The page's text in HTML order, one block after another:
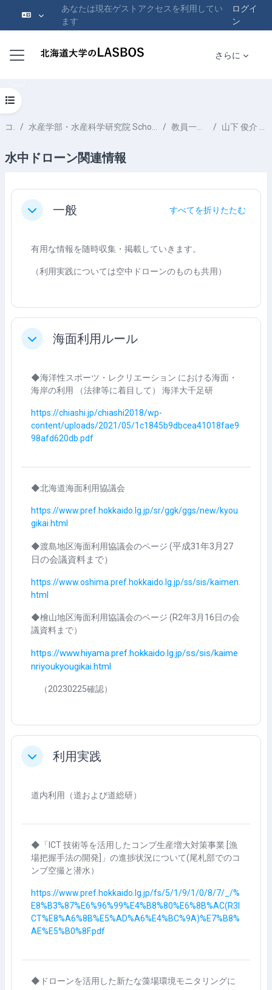
あなたは現在ゲストアクセスを利用してい
ます
ログイ
ン
サイドパネル さらに
コース 水産学部・水産科学研究院 School of Fisheries Sciences & Faculty of Fisheries Sciences 教員一覧 List of Professors 山下 俊介 YAMASHITA Shunsuke
水中ドローン関連情報
コースインデックスを開く
セクションアウトライン
折りたたむ
一般 すべてを折りたたむ
有用な情報を随時収集・掲載していきます。
（利用実践については空中ドローンのものも共用）
折りたたむ海面利用ルール
◆海洋性スポーツ・レクリエーション における海面・
海岸の利用 （法律等に着目して） 海洋大千足研
https://chiashi.jp/chiashi2018/wp-
content/uploads/2021/05/1c1845b9dbcea41018fae9
98afd620db.pdf
◆北海道海面利用協議会
https://www.pref.hokkaido.lg.jp/sr/ggk/ggs/new/kyou
gikai.html
◆渡島地区海面利用協議会のページ (平成31年3月27
日の会議資料まで）
https://www.oshima.pref.hokkaido.lg.jp/ss/sis/kaimen.
html
◆檜山地区海面利用協議会のページ (R2年3月16日の会
議資料まで）
https://www.hiyama.pref.hokkaido.lg.jp/ss/sis/kaime
nriyoukyougikai.html
（20230225確認）
折りたたむ利用実践
道内利用（道および道総研）
◆「ICT 技術等を活用したコンブ生産増大対策事業 [漁
場把握手法の開発]」の進捗状況について(尾札部でのコ
ンブ空撮と潜水）
https://www.pref.hokkaido.lg.jp/fs/5/1/9/1/0/8/7/_/%
E8%B3%87%E6%96%99%E4%B8%80%E6%8B%AC(R3I
CT%E8%A6%8B%E5%AD%A6%E4%BC%9A)%E7%B8%
AE%E5%B0%8F.pdf
◆ドローンを活用した新たな藻場環境モニタリングに